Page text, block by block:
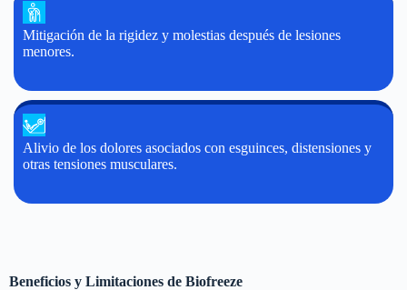
Mitigación de la rigidez y molestias después de lesiones
menores.
Alivio de los dolores asociados con esguinces, distensiones y
otras tensiones musculares.
Beneficios y Limitaciones de Biofreeze